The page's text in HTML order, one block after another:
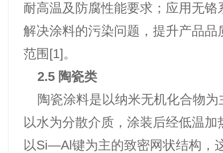
耐高温及防腐性能要求；应用无铬
解决涂料的污染问题，提升产品品
范围[1]。
2.5 陶瓷类
陶瓷涂料是以纳米无机化合物为
以水为分散介质，涂装后经低温加
以Si—Al键为主的致密网状结构，